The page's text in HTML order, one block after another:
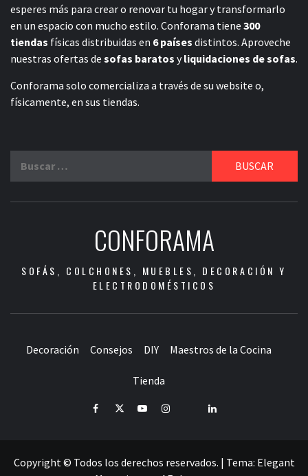
esperes más para crear o renovar tu hogar y transformarlo
en un espacio con mucho estilo. Conforama tiene 300
tiendas físicas distribuidas en 6 países distintos. Aproveche
nuestras ofertas de sofas baratos yliquidaciones de sofas.
Conforama solo comercializa a través de su website o,
físicamente, en sus tiendas.
CONFORAMA
SOFÁS, COLCHONES, MUEBLES, DECORACIÓN Y
ELECTRODOMÉSTICOS
Decoración Consejos DIY Maestros de la Cocina
Tienda
FacebookTwitterYoutubeInstagramPinterestLinkedIn
Copyright © Todos los derechos reservados. | Tema: Elegant